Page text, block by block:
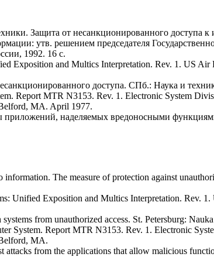
Защита от несанкционированного доступа
утв. решением председателя
1992. 16 с.
Exposition and Multics Interpretation. Rev. 1. US
доступа. СПб.: Наука и
Report MTR N3153. Rev. 1. Electronic System
MA. April 1977.
наделяемых вредоносными
The measure of protection against
Unified Exposition and Multics Interpretation. Rev.
from unauthorized access. St. Petersburg:
System. Report MTR N3153. Rev. 1. Electronic
MA.
from the applications that allow malicious